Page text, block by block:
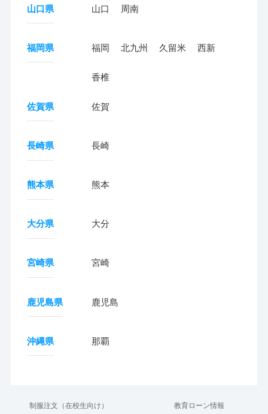
山口県 山口 周南
福岡県 福岡 北九州 久留米 西新
香椎
佐賀県 佐賀
長崎県 長崎
熊本県 熊本
大分県 大分
宮崎県 宮崎
鹿児島県 鹿児島
沖縄県 那覇
制服注文（在校生向け） 教育ローン情報